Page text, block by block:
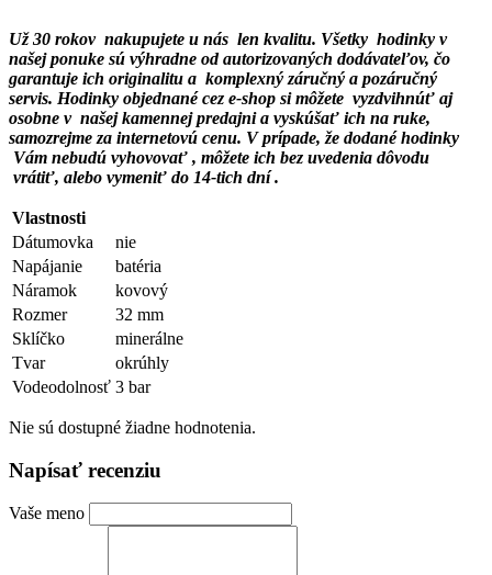
Už 30 rokov nakupujete u nás len kvalitu. Všetky hodinky v
našej ponuke sú výhradne od autorizovaných dodávateľov, čo
garantuje ich originalitu a komplexný záručný a pozáručný
servis. Hodinky objednané cez e-shop si môžete vyzdvihnúť aj
osobne v našej kamennej predajni a vyskúšať ich na ruke,
samozrejme za internetovú cenu. V prípade, že dodané hodinky
Vám nebudú vyhovovať , môžete ich bez uvedenia dôvodu
vrátiť, alebo vymeniť do 14-tich dní .
Vlastnosti
Dátumovka
nie
Napájanie
batéria
Náramok
kovový
Rozmer
32 mm
Sklíčko
minerálne
Tvar
okrúhly
Vodeodolnosť 3 bar
Nie sú dostupné žiadne hodnotenia.
Napísať recenziu
Vaše meno